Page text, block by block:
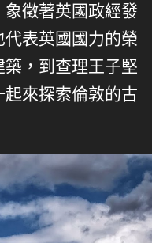
徵著英國政經發
表英國國力的榮
，到查理王子堅
來探索倫敦的古